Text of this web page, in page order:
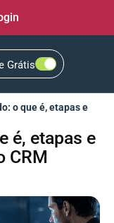
Grátis
o que é, etapas e
é, etapas e
CRM